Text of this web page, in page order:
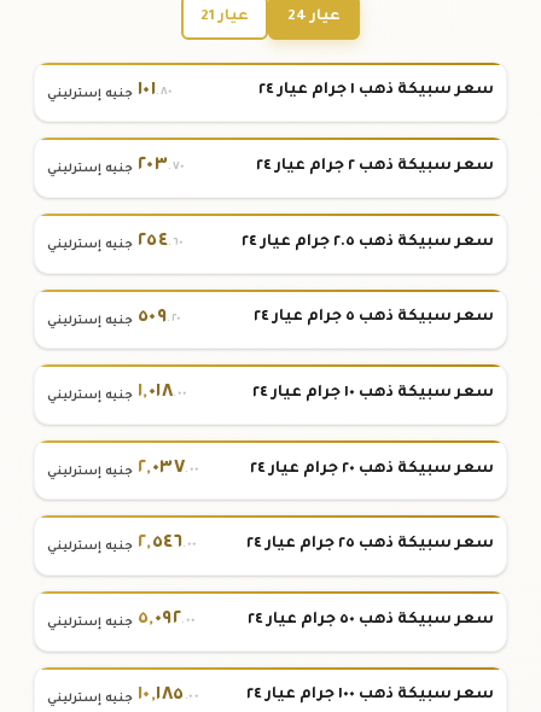
عيار 24 عيار 21
سعر سبيكة ذهب ١ جرام عيار ٢٤ ١٠١.٨٠ جنيه إسترليني
سعر سبيكة ذهب ٢ جرام عيار ٢٤ ٢٠٣.٧٠ جنيه إسترليني
سعر سبيكة ذهب ٢.٥ جرام عيار ٢٤ ٢٥٤.٦٠ جنيه إسترليني
سعر سبيكة ذهب ٥ جرام عيار ٢٤ ٥٠٩.٢٠ جنيه إسترليني
سعر سبيكة ذهب ١٠ جرام عيار ٢٤ ١,٠١٨.٠٠ جنيه إسترليني
سعر سبيكة ذهب ٢٠ جرام عيار ٢٤ ٢,٠٣٧.٠٠ جنيه إسترليني
سعر سبيكة ذهب ٢٥ جرام عيار ٢٤ ٢,٥٤٦.٠٠ جنيه إسترليني
سعر سبيكة ذهب ٥٠ جرام عيار ٢٤ ٥,٠٩٢.٠٠ جنيه إسترليني
سعر سبيكة ذهب ١٠٠ جرام عيار ٢٤ ١٠,١٨٥ .٠٠ جنيه إسترليني